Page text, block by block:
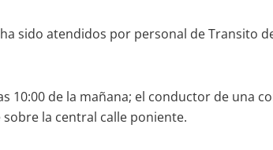
sido atendidos por personal de Transito
de la mañana; el conductor de una
la central calle poniente.